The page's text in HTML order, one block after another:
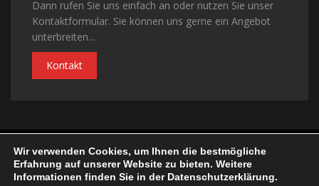
Dann rufen Sie uns einfach an oder nutzen Sie unser
Kontaktformular. Sie können uns gerne ein Angebot
unterbreiten...
Kontakt
©Copyright 2026Autohaus Lukacs| Realisiert vonELFINGER
Solutions
Wir verwenden Cookies, um Ihnen die bestmögliche
Erfahrung auf unserer Website zu bieten. Weitere
Informationen finden Sie in der Datenschutzerklärung.